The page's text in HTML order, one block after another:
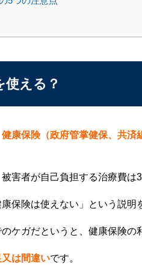
使える？
健康保険（政府管掌健保、共済
害者が自己負担する治療費は3
保険は使えない」という説明
ケガだというと、健康保険の
は間違いです。